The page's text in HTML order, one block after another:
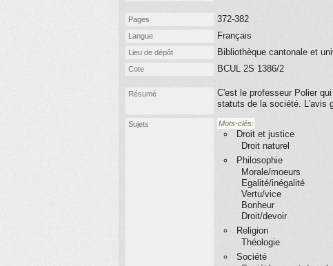
Pages 372-382
Langue Français
Lieu de dépôt Bibliothèque cantonale et
Cote BCUL 2S 1386/2
Résumé
C'est le professeur Polier
statuts de la société. L'avis
Sujets Mots-clés:
Droit et justice
Droit naturel
Philosophie
Morale/moeurs
Egalité/inégalité
Vertu/vice
Bonheur
Droit/devoir
Religion
Théologie
Société